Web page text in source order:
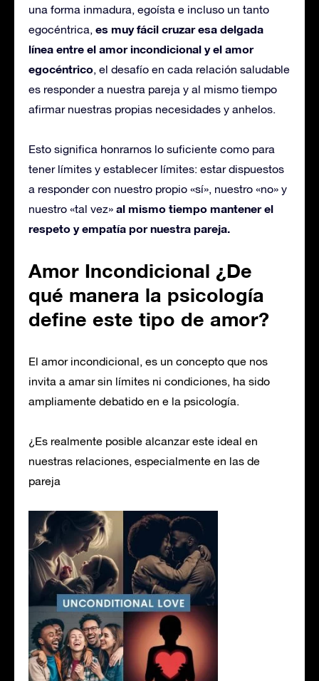
una forma inmadura, egoísta e incluso un tanto
egocéntrica, es muy fácil cruzar esa delgada
línea entre el amor incondicional y el amor
egocéntrico, el desafío en cada relación saludable
es responder a nuestra pareja y al mismo tiempo
afirmar nuestras propias necesidades y anhelos.
Esto significa honrarnos lo suficiente como para
tener límites y establecer límites: estar dispuestos
a responder con nuestro propio «sí», nuestro «no» y
nuestro «tal vez» al mismo tiempo mantener el
respeto y empatía por nuestra pareja.
Amor Incondicional ¿De
qué manera la psicología
define este tipo de amor?
El amor incondicional, es un concepto que nos
invita a amar sin límites ni condiciones, ha sido
ampliamente debatido en e la psicología.
¿Es realmente posible alcanzar este ideal en
nuestras relaciones, especialmente en las de
pareja